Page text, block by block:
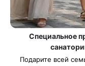
Специальное
Подарите всей